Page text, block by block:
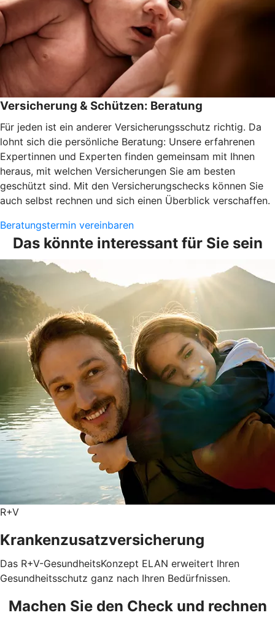
Versicherung & Schützen: Beratung
Für jeden ist ein anderer Versicherungsschutz richtig. Da
lohnt sich die persönliche Beratung: Unsere erfahrenen
Expertinnen und Experten finden gemeinsam mit Ihnen
heraus, mit welchen Versicherungen Sie am besten
geschützt sind. Mit den Versicherungschecks können Sie
auch selbst rechnen und sich einen Überblick verschaffen.
Beratungstermin vereinbaren
Das könnte interessant für Sie sein
R+V
Krankenzusatzversicherung
Das R+V-GesundheitsKonzept ELAN erweitert Ihren
Gesundheitsschutz ganz nach Ihren Bedürfnissen.
Machen Sie den Check und rechnen